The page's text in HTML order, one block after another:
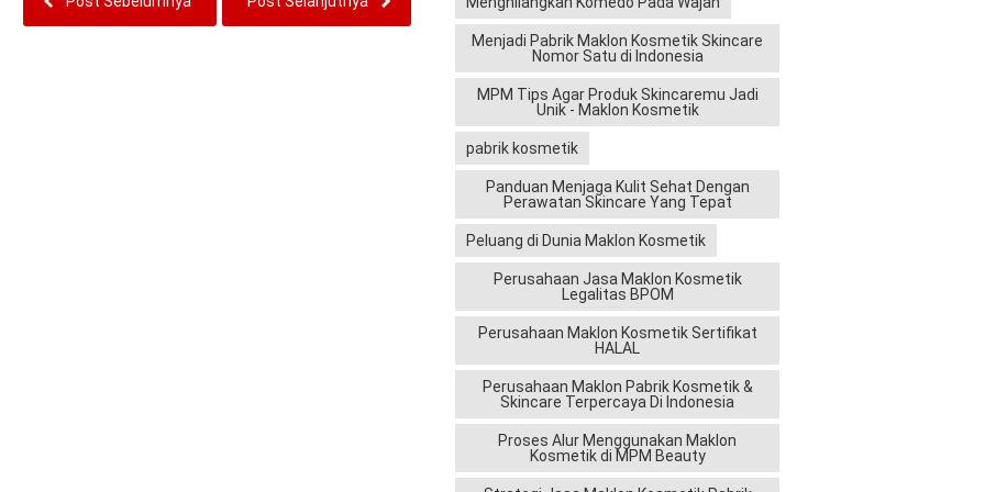
Menjadi Pabrik Maklon Kosmetik Skincare
Nomor Satu di Indonesia
MPM Tips Agar Produk Skincaremu Jadi
Unik - Maklon Kosmetik
pabrik kosmetik
Panduan Menjaga Kulit Sehat Dengan
Perawatan Skincare Yang Tepat
Peluang di Dunia Maklon Kosmetik
Perusahaan Jasa Maklon Kosmetik
Legalitas BPOM
Perusahaan Maklon Kosmetik Sertifikat
HALAL
Perusahaan Maklon Pabrik Kosmetik &
Skincare Terpercaya Di Indonesia
Proses Alur Menggunakan Maklon
Kosmetik di MPM Beauty